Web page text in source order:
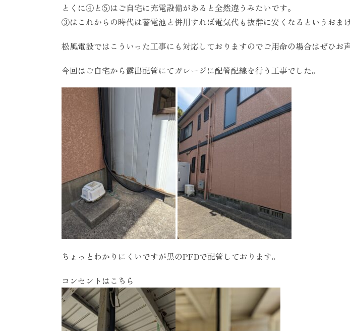
とくに④と⑤はご自宅に充電設備があると全然違うみたいです。
③はこれからの時代は蓄電池と併用すれば電気代も抜群に安くなるというおま
松風電設ではこういった工事にも対応しておりますのでご用命の場合はぜひお
今回はご自宅から露出配管にてガレージに配管配線を行う工事でした。
ちょっとわかりにくいですが黒のPFDで配管しております。
コンセントはこちら